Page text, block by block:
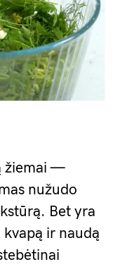
žiemai —
nužudo
Bet yra
ir naudą